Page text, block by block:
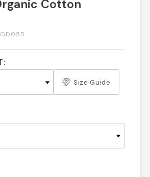
Cotton
GD05B
Size Guide